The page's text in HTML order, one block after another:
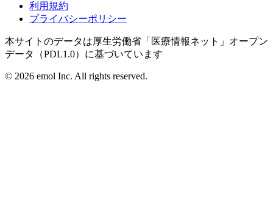
利用規約
プライバシーポリシー
本サイトのデータは厚生労働省「医療情報ネット」オープン
データ（PDL1.0）に基づいています
© 2026 emol Inc. All rights reserved.